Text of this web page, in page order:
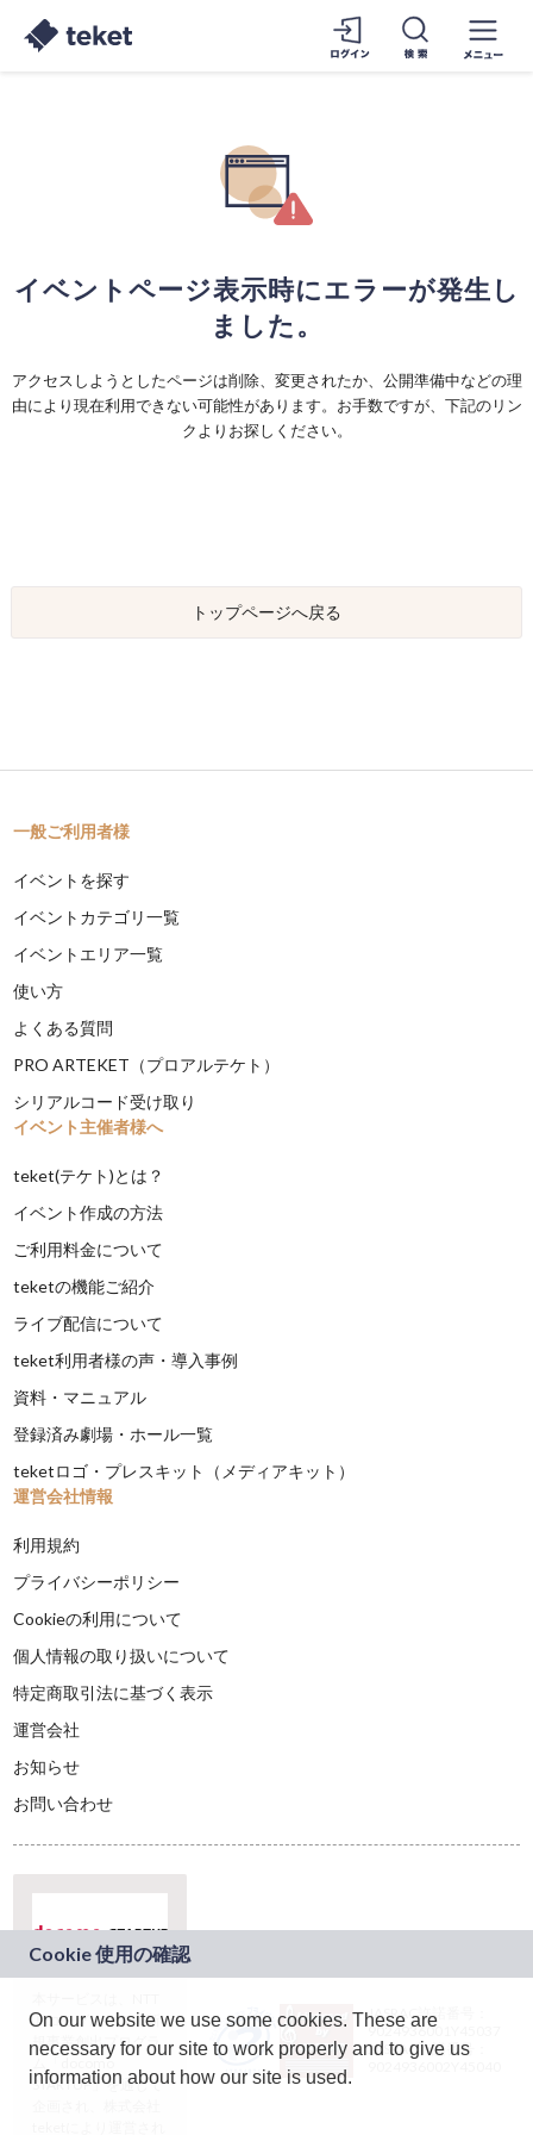
イベントページ表示時にエラーが発生し
ました。
アクセスしようとしたページは削除、変更されたか、公開準備中などの理
由により現在利用できない可能性があります。お手数ですが、下記のリン
クよりお探しください。
トップページへ戻る
一般ご利用者様
イベントを探す
イベントカテゴリ一覧
イベントエリア一覧
使い方
よくある質問
PRO ARTEKET（プロアルテケト）
シリアルコード受け取り
イベント主催者様へ
teket(テケト)とは？
イベント作成の方法
ご利用料金について
teketの機能ご紹介
ライブ配信について
teket利用者様の声・導入事例
資料・マニュアル
登録済み劇場・ホール一覧
teketロゴ・プレスキット（メディアキット）
運営会社情報
利用規約
プライバシーポリシー
Cookieの利用について
個人情報の取り扱いについて
特定商取引法に基づく表示
運営会社
お知らせ
お問い合わせ
ドコモグループの新
規事業創出プログラ
ム「docomo
STARTUP」を通じて
JASRAC許諾番号：
9024936001Y45037
JASRAC許諾番号：
On our website we use some cookies. These are
necessary for our site to work properly and to give us
information about how our site is used.